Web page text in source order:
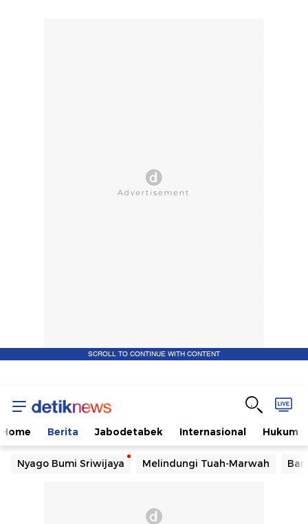
SCROLL TO CONTINUE WITH CONTENT
Home Berita Jabodetabek Internasional Hukum
Nyago Bumi Sriwijaya Melindungi Tuah-Marwah